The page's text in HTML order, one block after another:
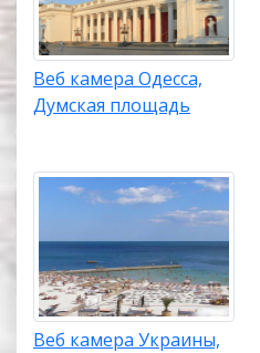
Веб камера Одесса,
Думская площадь
Веб камера Украины,